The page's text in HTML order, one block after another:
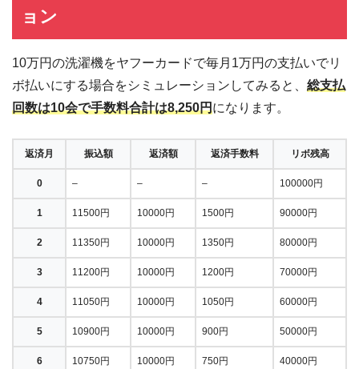
ョン
10万円の洗濯機をヤフーカードで毎月1万円の支払いでリ
ボ払いにする場合をシミュレーションしてみると、 総支払
回数は10会で手数料合計は8,250円になります。
返済月 振込額 返済額 返済手数料 リボ残高
0 – – – 100000円
1 11500円 10000円 1500円 90000円
2 11350円 10000円 1350円 80000円
3 11200円 10000円 1200円 70000円
4 11050円 10000円 1050円 60000円
5 10900円 10000円 900円 50000円
6 10750円 10000円 750円 40000円